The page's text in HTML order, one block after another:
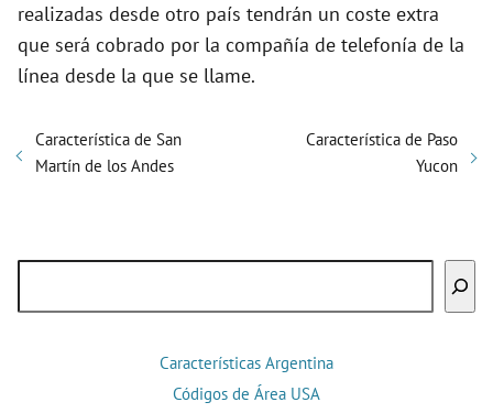
realizadas desde otro país tendrán un coste extra
que será cobrado por la compañía de telefonía de la
línea desde la que se llame.
Característica de San
Martín de los Andes
Característica de Paso
Yucon
Características Argentina
Códigos de Área USA